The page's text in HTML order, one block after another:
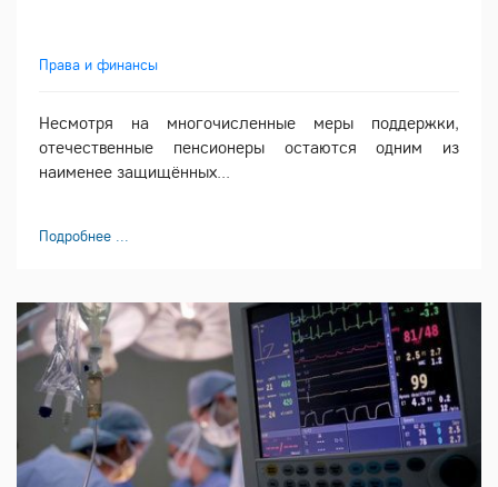
Права и финансы
Несмотря на многочисленные меры поддержки,
отечественные пенсионеры остаются одним из
наименее защищённых...
Подробнее ...